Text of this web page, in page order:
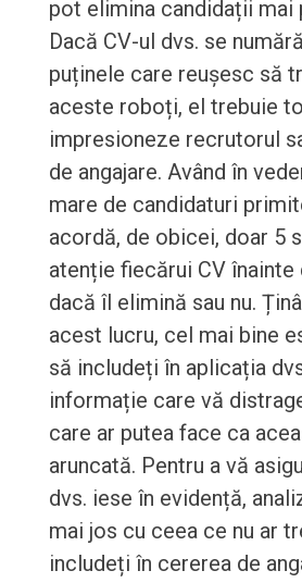
pot elimina candidații mai
Dacă CV-ul dvs. se
puținele care reușesc să
aceste roboți, el trebuie
impresioneze recrutorul
de angajare. Având în
mare de candidaturi
acordă, de obicei, doar 5
atenție fiecărui CV înainte
dacă îl elimină sau nu.
acest lucru, cel mai bine
să includeți în aplicația
informație care vă
care ar putea face ca
aruncată. Pentru a vă
dvs. iese în evidență,
mai jos cu ceea ce nu ar
includeți în cererea de